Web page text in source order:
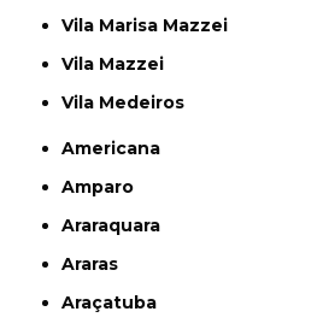
Vila Marisa Mazzei
Vila Mazzei
Vila Medeiros
Americana
Amparo
Araraquara
Araras
Araçatuba